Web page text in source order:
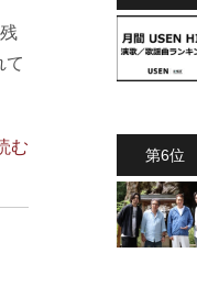
て
む